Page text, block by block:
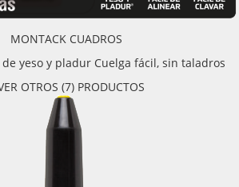
MONTACK CUADROS
Especial paredes de yeso y pladur Cuelga fácil, sin taladros
OTROS (7) PRODUCTOS